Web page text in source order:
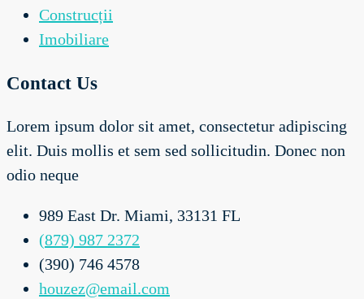
Construcții
Imobiliare
Contact Us
Lorem ipsum dolor sit amet, consectetur adipiscing
elit. Duis mollis et sem sed sollicitudin. Donec non
odio neque
989 East Dr. Miami, 33131 FL
(879) 987 2372
(390) 746 4578
houzez@email.com